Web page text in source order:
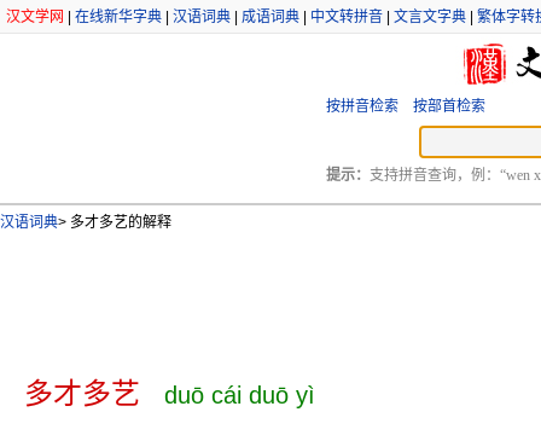
汉文学网 在线新华字典 汉语词典 成语词典 中文转拼音 文言文字典 繁体字转
按拼音检索 按部首检索
提示： 支持拼音查询，例：“wen
汉语词典> 多才多艺的解释
多才多艺 duō cái duō yì